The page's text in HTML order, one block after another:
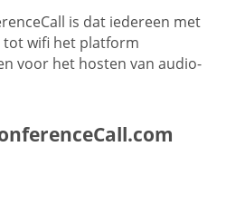
is dat iedereen met
tot wifi het platform
voor het hosten van audio-